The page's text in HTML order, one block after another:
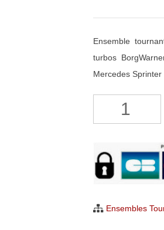
Ensemble
turbos
Mercedes
Tournant
CHRA
Ensembles